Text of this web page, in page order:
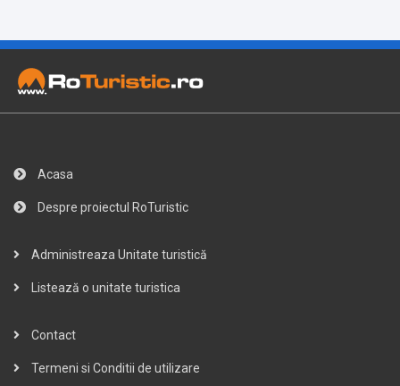
Acasa
Despre proiectul RoTuristic
Administreaza Unitate turistică
Listează o unitate turistica
Contact
Termeni si Conditii de utilizare